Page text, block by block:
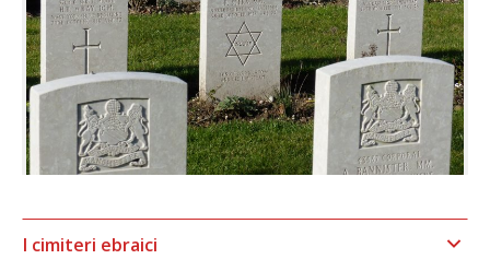
I cimiteri ebraici